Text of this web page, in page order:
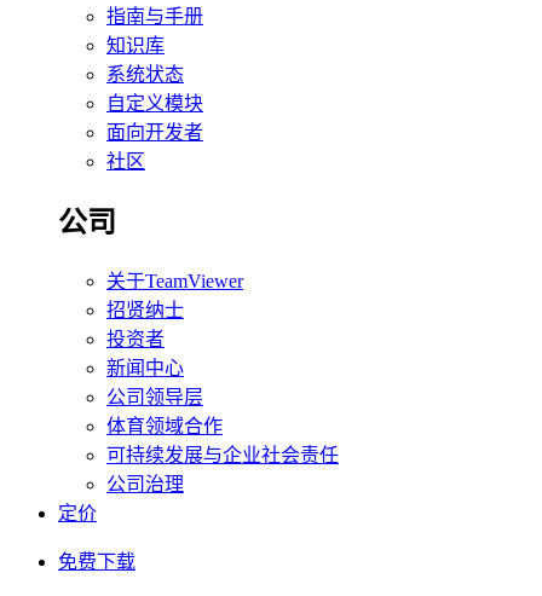
指南与手册
知识库
系统状态
自定义模块
面向开发者
社区
公司
关于TeamViewer
招贤纳士
投资者
新闻中心
公司领导层
体育领域合作
可持续发展与企业社会责任
公司治理
定价
免费下载